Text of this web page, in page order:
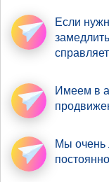
Если
Имеем в
Мы очень